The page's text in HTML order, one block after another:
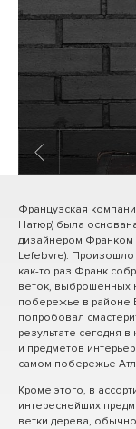
Французская
Натюр) была
дизайнером
Lefebvre). Произошло
как-то раз Франк
веток, выброшенных
побережье в районе
попробовал
результате сегодня
и предметов
самом побережье
Кроме этого, в
интереснейших
ветки дерева,